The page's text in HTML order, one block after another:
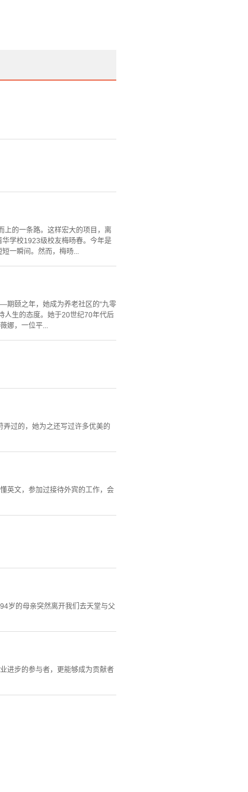
上的一条路。这样宏大的项目，离
学校1923级校友梅旸春。今年是
一瞬间。然而，梅旸...
期颐之年，她成为养老社区的“九零
人生的态度。她于20世纪70年代后
娜，一位平...
过的，她为之还写过许多优美的
英文，参加过接待外宾的工作，会
岁的母亲突然离开我们去天堂与父
进步的参与者，更能够成为贡献者